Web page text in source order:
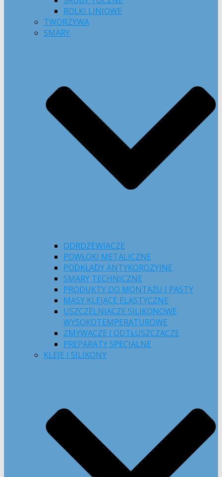
ROLKI LINIOWE
TWORZYWA
SMARY
ODRDZEWIACZE
POWŁOKI METALICZNE
PODKŁADY ANTYKOROZYJNE
SMARY TECHNICZNE
PRODUKTY DO MONTAŻU I PASTY
MASY KLEJĄCE ELASTYCZNE
USZCZELNIACZE SILIKONOWE
WYSOKOTEMPERATUROWE
ZMYWACZE I ODTŁUSZCZACZE
PREPARATY SPECJALNE
KLEJE I SILIKONY